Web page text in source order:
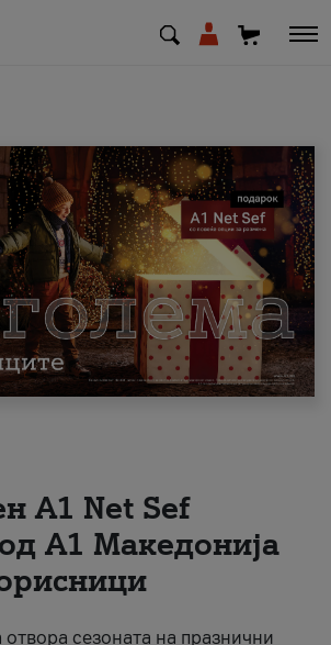
Деловни
A1 Net Sеf
А1 Македонија
отвора сезоната на празнични